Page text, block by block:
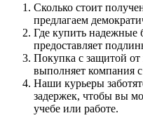
Сколько стоит
предлагаем
Где купить
предоставляет
Покупка с защитой
выполняет компания
Наши курьеры
задержек, чтобы вы
учебе или работе.